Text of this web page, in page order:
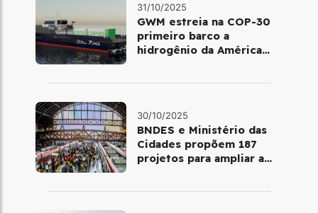
31/10/2025
GWM estreia na COP-30
primeiro barco a
hidrogênio da América
30/10/2025
BNDES e Ministério das
Cidades propõem 187
projetos para ampliar a